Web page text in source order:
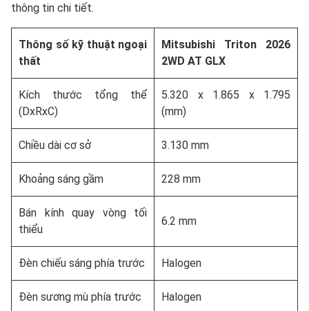
thông tin chi tiết.
Thông số kỹ thuật ngoại
thất
Mitsubishi Triton 2026
2WD AT GLX
Kích thước tổng thể
(DxRxC)
5.320 x 1.865 x 1.795
(mm)
Chiều dài cơ sở 3.130 mm
Khoảng sáng gầm 228 mm
Bán kính quay vòng tối
thiểu
6.2 mm
Đèn chiếu sáng phía trước Halogen
Đèn sương mù phía trước Halogen